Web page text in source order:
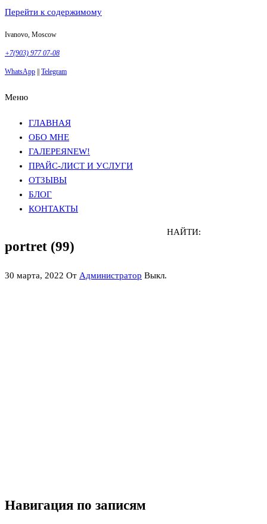
Перейти к содержимому
Ivanovo, Moscow
+7(903) 977 07-08
WhatsApp Telegram
Меню
ГЛАВНАЯ
ОБО МНЕ
ГАЛЕРЕЯNEW!
ПРАЙС-ЛИСТ И УСЛУГИ
ОТЗЫВЫ
БЛОГ
КОНТАКТЫ
portret (99)
30 марта, 2022 От Администратор Выкл.
Навигация по записям
НАЙТИ: